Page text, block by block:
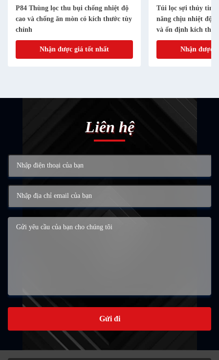
P84 Thùng lọc thu bụi chống nhiệt độ
cao và chống ăn mòn có kích thước tùy
chỉnh
Nhận được giá tốt nhất
Túi lọc sợi thủy tinh
năng chịu nhiệt độ
và ổn định kích
bụi công nghiệp
Nhận được
Liên hệ
Gửi đi